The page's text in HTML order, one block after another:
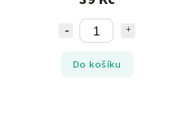
Do košíku